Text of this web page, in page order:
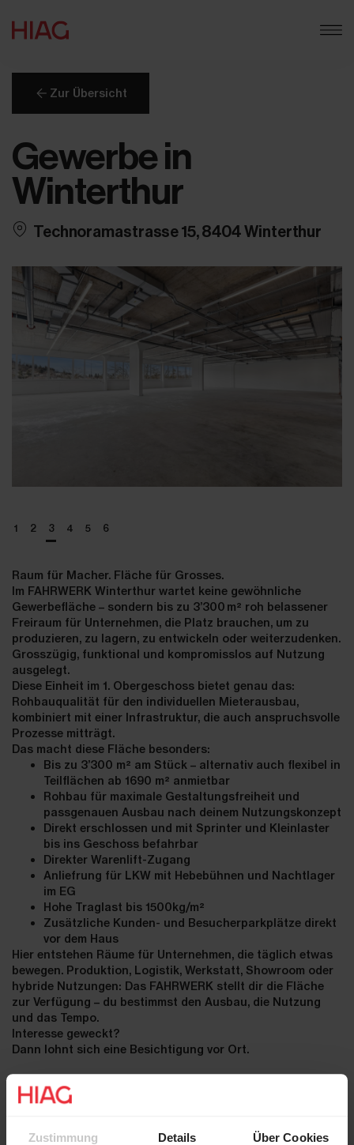
Zustimmung Details Über Cookies
Zur Übersicht
Gewerbe in
Winterthur
Technoramastrasse 15, 8404 Winterthur
1 2 3 4 5 6
Raum für Macher. Fläche für Grosses.
Im FAHRWERK Winterthur wartet keine gewöhnliche
Gewerbefläche – sondern bis zu 3’300 m² roh belassener
Freiraum für Unternehmen, die Platz brauchen, um zu
produzieren, zu lagern, zu entwickeln oder weiterzudenken.
Grosszügig, funktional und kompromisslos auf Nutzung
ausgelegt.
Diese Einheit im 1. Obergeschoss bietet genau das:
Rohbauqualität für den individuellen Mieterausbau,
kombiniert mit einer Infrastruktur, die auch anspruchsvolle
Prozesse mitträgt.
Das macht diese Fläche besonders:
Bis zu 3’300 m² am Stück – alternativ auch flexibel in
Teilflächen ab 1690 m² anmietbar
Rohbau für maximale Gestaltungsfreiheit und
passgenauen Ausbau nach deinem Nutzungskonzept
Direkt erschlossen und mit Sprinter und Kleinlaster
bis ins Geschoss befahrbar
Direkter Warenlift-Zugang
Anliefrung für LKW mit Hebebühnen und Nachtlager
im EG
Hohe Traglast bis 1500kg/m²
Zusätzliche Kunden- und Besucherparkplätze direkt
vor dem Haus
Hier entstehen Räume für Unternehmen, die täglich etwas
bewegen. Produktion, Logistik, Werkstatt, Showroom oder
hybride Nutzungen: Das FAHRWERK stellt dir die Fläche
zur Verfügung – du bestimmst den Ausbau, die Nutzung
und das Tempo.
Interesse geweckt?
Dann lohnt sich eine Besichtigung vor Ort.
Neue Kontaktanfrage